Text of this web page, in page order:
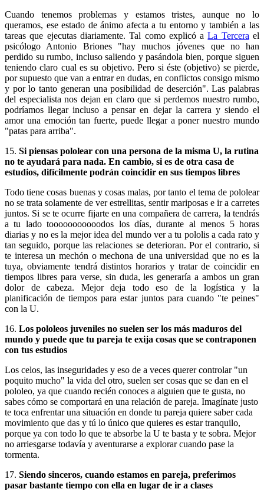
Cuando tenemos problemas y estamos tristes, aunque no lo
queramos, ese estado de ánimo afecta a tu entorno y también a las
tareas que ejecutas diariamente. Tal como explicó aLa Tercera el
psicólogo Antonio Briones "hay muchos jóvenes que no han
perdido su rumbo, incluso saliendo y pasándola bien, porque siguen
teniendo claro cual es su objetivo. Pero si éste (objetivo) se pierde,
por supuesto que van a entrar en dudas, en conflictos consigo mismo
y por lo tanto generan una posibilidad de deserción". Las palabras
del especialista nos dejan en claro que si perdemos nuestro rumbo,
podríamos llegar incluso a pensar en dejar la carrera y siendo el
amor una emoción tan fuerte, puede llegar a poner nuestro mundo
"patas para arriba".
15. Si piensas pololear con una persona de la misma U, la rutina
no te ayudará para nada. En cambio, si es de otra casa de
estudios, difícilmente podrán coincidir en sus tiempos libres
Todo tiene cosas buenas y cosas malas, por tanto el tema de pololear
no se trata solamente de ver estrellitas, sentir mariposas e ir a carretes
juntos. Si se te ocurre fijarte en una compañera de carrera, la tendrás
a tu lado tooooooooooodos los días, durante al menos 5 horas
diarias y no es la mejor idea del mundo ver a tu pololis a cada rato y
tan seguido, porque las relaciones se deterioran. Por el contrario, si
te interesa un mechón o mechona de una universidad que no es la
tuya, obviamente tendrá distintos horarios y tratar de coincidir en
tiempos libres para verse, sin duda, les generaría a ambos un gran
dolor de cabeza. Mejor deja todo eso de la logística y la
planificación de tiempos para estar juntos para cuando "te peines"
con la U.
16. Los pololeos juveniles no suelen ser los más maduros del
mundo y puede que tu pareja te exija cosas que se contraponen
con tus estudios
Los celos, las inseguridades y eso de a veces querer controlar "un
poquito mucho" la vida del otro, suelen ser cosas que se dan en el
pololeo, ya que cuando recién conoces a alguien que te gusta, no
sabes cómo se comportará en una relación de pareja. Imagínate justo
te toca enfrentar una situación en donde tu pareja quiere saber cada
movimiento que das y tú lo único que quieres es estar tranquilo,
porque ya con todo lo que te absorbe la U te basta y te sobra. Mejor
no arriesgarse todavía y aventurarse a explorar cuando pase la
tormenta.
17. Siendo sinceros, cuando estamos en pareja, preferimos
pasar bastante tiempo con ella en lugar de ir a clases